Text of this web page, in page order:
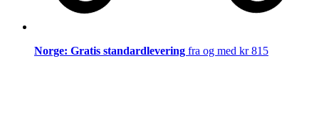
Norge: Gratis standardlevering fra og med kr 815